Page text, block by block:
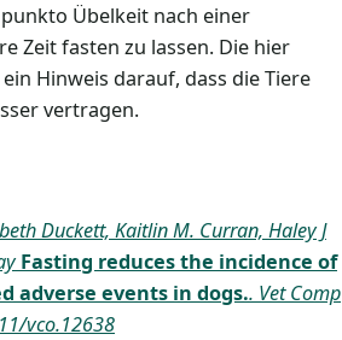
Übelkeit nach einer
Zeit fasten zu lassen. Die hier
Hinweis darauf, dass die Tiere
vertragen.
Duckett, Kaitlin M. Curran, Haley J
Fasting reduces the incidence of
adverse events in dogs.. Vet Comp
vco.12638